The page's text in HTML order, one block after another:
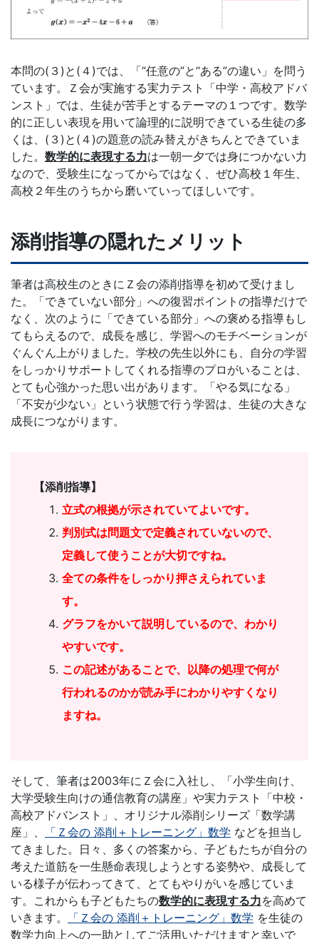
本問の(３)と(４)では、「“任意の”と“ある”の違い」を問う
ています。Ｚ会が実施する実力テスト「中学・高校アドバ
ンスト」では、生徒が苦手とするテーマの１つです。数学
的に正しい表現を用いて論理的に説明できている生徒の多
くは、(３)と(４)の題意の読み替えがきちんとできていま
した。 数学的に表現する力は一朝一夕では身につかない力
なので、受験生になってからではなく、ぜひ高校１年生、
高校２年生のうちから磨いていってほしいです。
添削指導の隠れたメリット
筆者は高校生のときにＺ会の添削指導を初めて受けまし
た。「できていない部分」への復習ポイントの指導だけで
なく、次のように「できている部分」への褒める指導もし
てもらえるので、成長を感じ、学習へのモチベーションが
ぐんぐん上がりました。学校の先生以外にも、自分の学習
をしっかりサポートしてくれる指導のプロがいることは、
とても心強かった思い出があります。「やる気になる」
「不安が少ない」という状態で行う学習は、生徒の大きな
成長につながります。
【添削指導】
立式の根拠が示されていてよいです。
判別式は問題文で定義されていないので、
定義して使うことが大切ですね。
全ての条件をしっかり押さえられていま
す。
グラフをかいて説明しているので、わかり
やすいです。
この記述があることで、以降の処理で何が
行われるのかが読み手にわかりやすくなり
ますね。
そして、筆者は2003年にＺ会に入社し、「小学生向け、
大学受験生向けの通信教育の講座」や実力テスト「中校・
高校アドバンスト」、オリジナル添削シリーズ「数学講
座」、
「Ｚ会の 添削＋トレーニング」数学 などを担当し
てきました。日々、多くの答案から、子どもたちが自分の
考えた道筋を一生懸命表現しようとする姿勢や、成長して
いる様子が伝わってきて、とてもやりがいを感じていま
す。これからも子どもたちの数学的に表現する力を高めて
いきます。
「Ｚ会の 添削＋トレーニング」数学 を生徒の
数学力向上への一助としてご活用いただけますと幸いで